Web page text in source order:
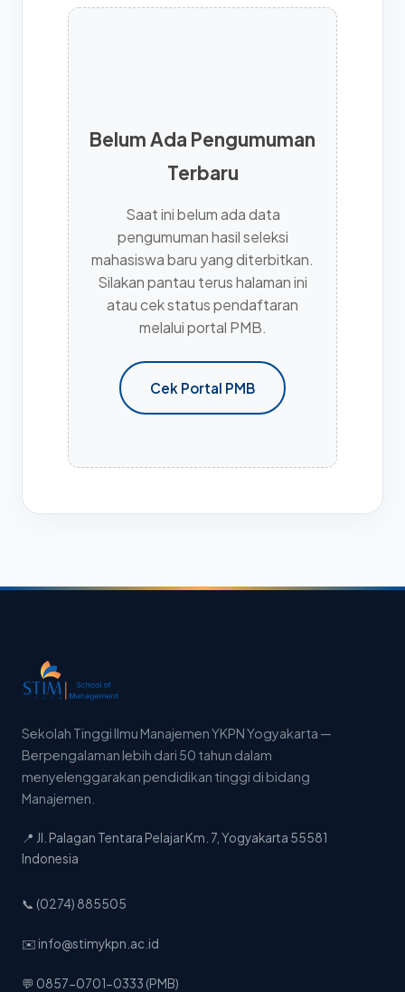
Belum Ada Pengumuman
Terbaru
Saat ini belum ada data
pengumuman hasil seleksi
mahasiswa baru yang diterbitkan.
Silakan pantau terus halaman ini
atau cek status pendaftaran
melalui portal PMB.
Cek Portal PMB
Sekolah Tinggi Ilmu Manajemen YKPN Yogyakarta —
Berpengalaman lebih dari 50 tahun dalam
menyelenggarakan pendidikan tinggi di bidang
Manajemen.
📍 Jl. Palagan Tentara Pelajar Km. 7, Yogyakarta 55581
Indonesia
📞 (0274) 885505
✉️ info@stimykpn.ac.id
💬 0857-0701-0333 (PMB)